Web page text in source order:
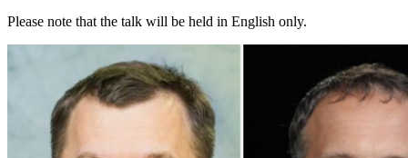
Please note that the talk will be held in English only.